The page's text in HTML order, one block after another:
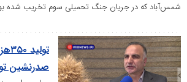
جنگ تحمیلی سوم تخریب شده بودند، بازدید کرد.
تولید ۳۵۰هزار تن دانه
صدرنشین تولید